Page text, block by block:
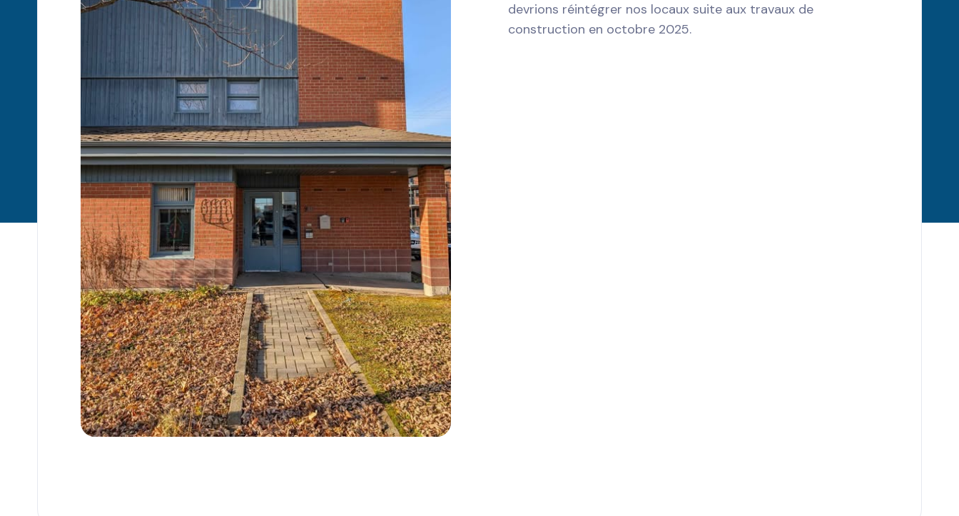
devrions réintégrer nos locaux suite aux travaux de
construction en octobre 2025.